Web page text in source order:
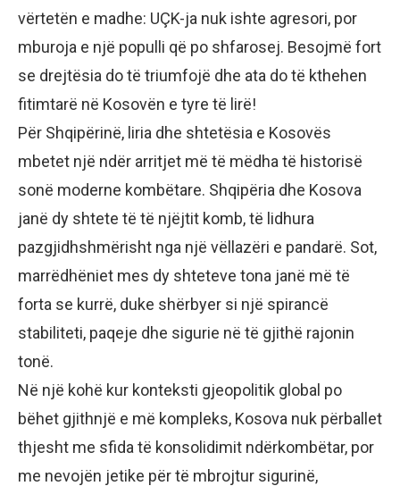
vërtetën e madhe: UÇK-ja nuk ishte agresori, por
mburoja e një populli që po shfarosej. Besojmë fort
se drejtësia do të triumfojë dhe ata do të kthehen
fitimtarë në Kosovën e tyre të lirë!
Për Shqipërinë, liria dhe shtetësia e Kosovës
mbetet një ndër arritjet më të mëdha të historisë
sonë moderne kombëtare. Shqipëria dhe Kosova
janë dy shtete të të njëjtit komb, të lidhura
pazgjidhshmërisht nga një vëllazëri e pandarë. Sot,
marrëdhëniet mes dy shteteve tona janë më të
forta se kurrë, duke shërbyer si një spirancë
stabiliteti, paqeje dhe sigurie në të gjithë rajonin
tonë.
Në një kohë kur konteksti gjeopolitik global po
bëhet gjithnjë e më kompleks, Kosova nuk përballet
thjesht me sfida të konsolidimit ndërkombëtar, por
me nevojën jetike për të mbrojtur sigurinë,